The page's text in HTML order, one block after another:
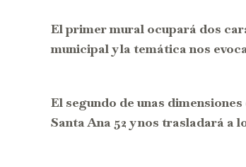
El primer mural ocupará dos
municipal y la temática nos
El segundo de unas
Santa Ana 52 y nos trasladará a